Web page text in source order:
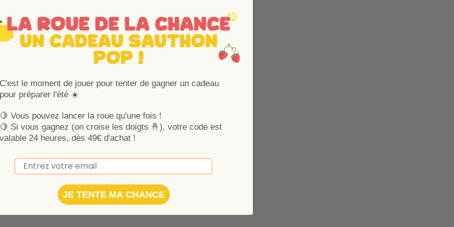
C'est le moment de jouer pour tenter de gagner un cadeau
pour préparer l'été ☀️
🍋 Vous pouvez lancer la roue qu'une fois !
🍋 Si vous gagnez (on croise les doigts 🤞), votre code est
valable 24 heures, dès 49€ d'achat !
Email
JE TENTE MA CHANCE